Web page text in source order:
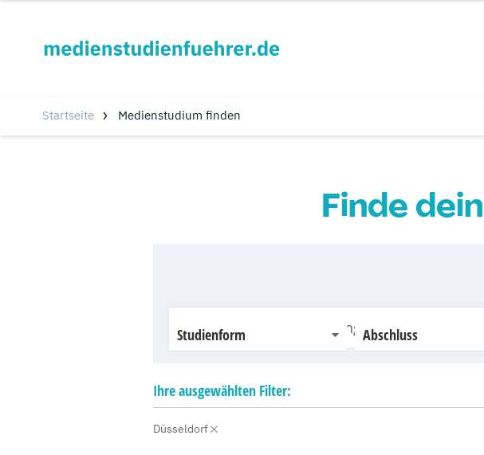
Startseite Medienstudium finden
Finde
Ihreausgewählten Filter:
Düsseldorf
Studienform Abschluss